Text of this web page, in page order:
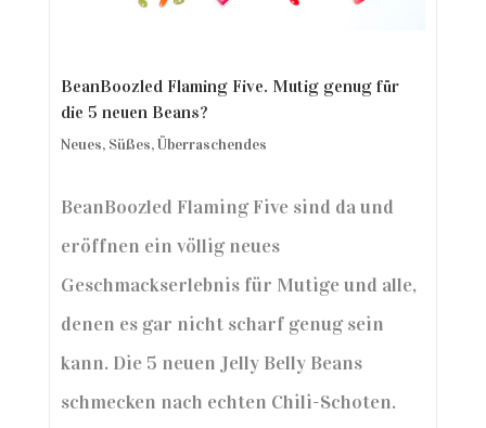
BeanBoozled Flaming Five. Mutig genug für
die 5 neuen Beans?
Neues, Süßes,Überraschendes
BeanBoozled Flaming Five sind da und
eröffnen ein völlig neues
Geschmackserlebnis für Mutige und alle,
denen es gar nicht scharf genug sein
kann. Die 5 neuen Jelly Belly Beans
schmecken nach echten Chili-Schoten.